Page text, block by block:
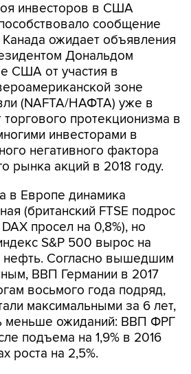
инвесторов в США
сообщение
Канада ожидает объявления
Дональдом
США от участия в
зоне
(NAFTA/НАФТА) уже в
торгового протекционизма в
инвесторами в
негативного фактора
рынка акций в 2018 году.
в Европе динамика
(британский FTSE подрос
просел на 0,8%), но
S&P 500 вырос на
нефть. Согласно вышедшим
ВВП Германии в 2017
восьмого года подряд,
максимальными за 6 лет,
меньше ожиданий: ВВП ФРГ
подъема на 1,9% в 2016
роста на 2,5%.